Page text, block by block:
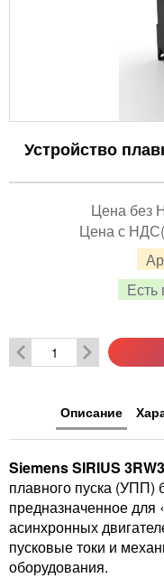
Устройство
Есть
Цена без
Цена с
Описание
Siemens SIRIUS
плавного пуска (УПП)
предназначенное для
асинхронных
пусковые токи и
оборудования.